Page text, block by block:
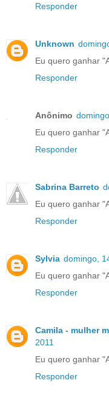
Responder
Unknown
Eu quero ganhar
Responder
Anônimo
Eu quero ganhar
Responder
Sabrina Barreto
Eu quero ganhar
Responder
Sylvia domingo,
Eu quero ganhar
Responder
Camila - mulher
2011
Eu quero ganhar
Responder